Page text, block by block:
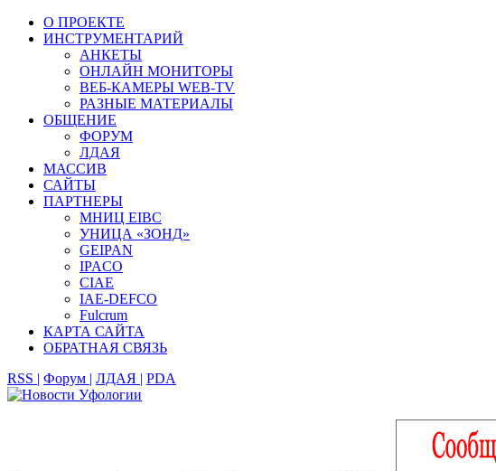
О ПРОЕКТЕ
ИНСТРУМЕНТАРИЙ
АНКЕТЫ
ОНЛАЙН МОНИТОРЫ
ВЕБ-КАМЕРЫ WEB-TV
РАЗНЫЕ МАТЕРИАЛЫ
ОБЩЕНИЕ
ФОРУМ
ЛДАЯ
МАССИВ
САЙТЫ
ПАРТНЕРЫ
МНИЦ EIBC
УНИЦА «ЗОНД»
GEIPAN
IPACO
CIAE
IAE-DEFCO
Fulcrum
КАРТА САЙТА
ОБРАТНАЯ СВЯЗЬ
RSS | Форум | ЛДАЯ | PDA